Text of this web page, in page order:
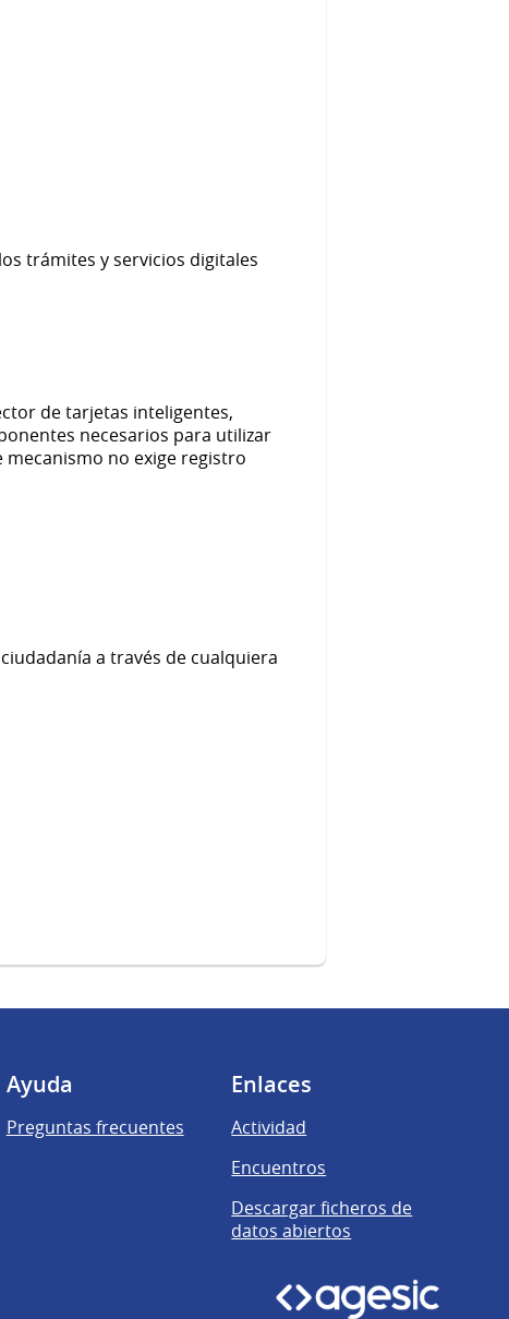
trámites y servicios digitales
de tarjetas inteligentes,
necesarios para utilizar
mecanismo no exige registro
a través de cualquiera
Ayuda
Preguntas frecuentes
Enlaces
Actividad
Encuentros
Descargar ficheros de
datos abiertos